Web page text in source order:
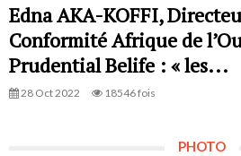
Edna AKA-KOFFI,
Conformité Afrique de
Prudential Belife : « les...
28 Oct 2022 18546 fois
PHOTO